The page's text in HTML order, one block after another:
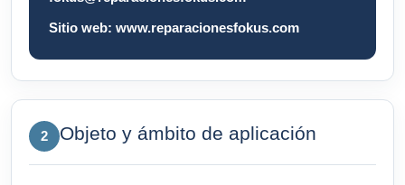
Sitio web: www.reparacionesfokus.com
2 Objeto y ámbito de aplicación